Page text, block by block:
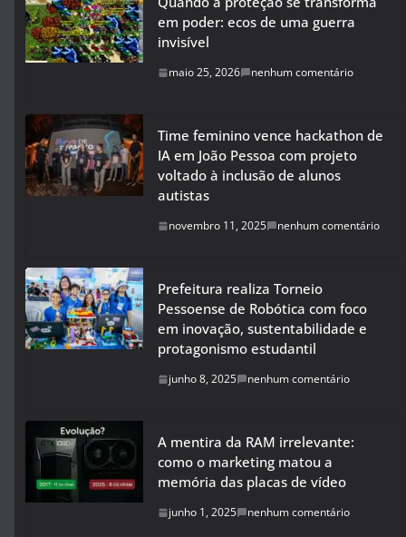
em poder: ecos de uma guerra
invisível
maio 25, 2026 nenhum comentário
Time feminino vence hackathon de
IA em João Pessoa com projeto
voltado à inclusão de alunos
autistas
novembro 11, 2025 nenhum comentário
Prefeitura realiza Torneio
Pessoense de Robótica com foco
em inovação, sustentabilidade e
protagonismo estudantil
junho 8, 2025 nenhum comentário
A mentira da RAM irrelevante:
como o marketing matou a
memória das placas de vídeo
junho 1, 2025 nenhum comentário